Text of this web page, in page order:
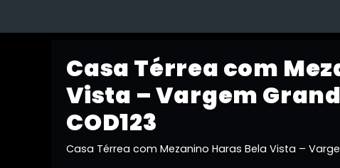
Casa Térrea com
Vista – Vargem
COD123
Casa Térrea com Mezanino Haras Bela Vista –